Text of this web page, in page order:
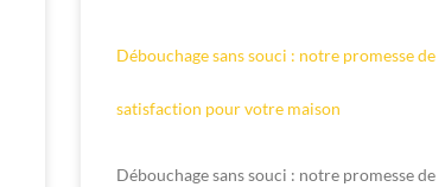
Débouchage sans souci : notre promesse de
satisfaction pour votre maison
Débouchage sans souci : notre promesse de